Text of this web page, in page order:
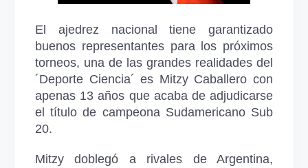
El ajedrez nacional tiene garantizado
buenos representantes para los próximos
torneos, una de las grandes realidades del
´Deporte Ciencia´ es Mitzy Caballero con
apenas 13 años que acaba de adjudicarse
el título de campeona Sudamericano Sub
20.
Mitzy doblegó a rivales de Argentina,